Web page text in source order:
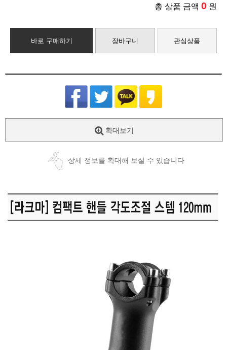
총 상품 금액 0 원
바로 구매하기 장바구니 관심상품
확대보기
상세 정보를 확대해 보실 수 있습니다